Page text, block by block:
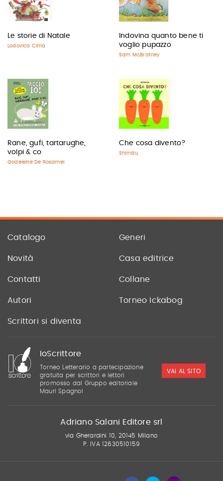
Le storie di Natale
Lodovica Cima
Indovina quanto bene ti
voglio pupazzo
Sam McBratney
Rane, gufi, tartarughe,
volpi & co
Godeleine De Rosamel
Che cosa divento?
Shimizu
Catalogo Generi
Novità Casa editrice
Contatti Collane
Autori Torneo Ickabog
Scrittori si diventa
IoScrittore
Torneo Letterario a partecipazione
gratuita per scrittori e lettori
promosso dal Gruppo editoriale
Mauri Spagnol
VAI AL SITO
Adriano Salani Editore srl
via Gherardini 10, 20145 Milano
P. IVA 12630510159